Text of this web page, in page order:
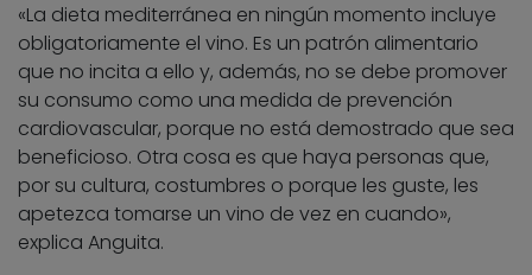
«La dieta mediterránea en ningún momento incluye
obligatoriamente el vino. Es un patrón alimentario
que no incita a ello y, además, no se debe promover
su consumo como una medida de prevención
cardiovascular, porque no está demostrado que sea
beneficioso. Otra cosa es que haya personas que,
por su cultura, costumbres o porque les guste, les
apetezca tomarse un vino de vez en cuando»,
explica Anguita.